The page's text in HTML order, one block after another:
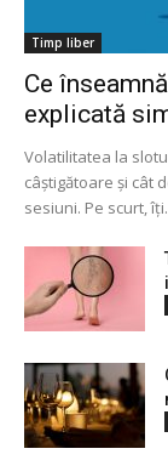
Timp liber
Ce
explicată
Volatilitatea la
câștigătoare și cât
sesiuni. Pe scurt,